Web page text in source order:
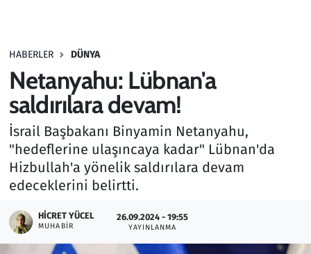
HABERLER DÜNYA
Netanyahu: Lübnan'a
saldırılara devam!
İsrail Başbakanı Binyamin Netanyahu,
"hedeflerine ulaşıncaya kadar" Lübnan'da
Hizbullah'a yönelik saldırılara devam
edeceklerini belirtti.
HICRET YÜCEL
MUHABIR
26.09.2024 - 19:55
YAYINLANMA
Haber
Kültür Sanat
Kurumsal Haberler
Lezzet Durağı